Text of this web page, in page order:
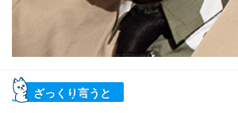
ざっくり言うと